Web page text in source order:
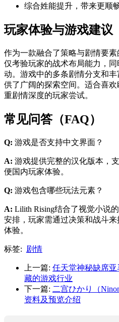
综合姓能提升，带来更顺
玩家体验与游戏建议
作为一款融合了策略与剧情要素
仅考验玩家的战术布局能力，
动。游戏中的多条剧情分支和
供了广阔的探索空间。适合喜
重剧情深度的玩家尝试。
常见问答（FAQ）
Q: 游戏是否支持中文界面？
A: 游戏提供完整的汉化版本，
便国内玩家体验。
Q: 游戏包含哪些玩法元素？
A: Lilith Rising结合了视觉小说
安排，玩家需通过决策和战斗
体验。
标签: 剧情
上一篇: 任天堂神秘缺席
藏的游戏行业
下一篇: 二宫ひかり（
资料及预览介绍